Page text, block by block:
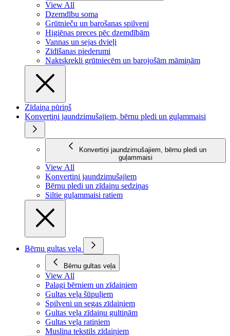
View All
Dzemdību soma
Grūtnieču un barošanas spilveni
Higiēnas preces pēc dzemdībām
Vannas un sejas dvieļi
Zīdīšanas piederumi
Naktskrekli grūtniecēm un barojošām māmiņām
Zīdaiņa pūriņš
Konvertiņi jaundzimušajiem, bērnu pledi un guļammaisi
Konvertiņi jaundzimušajiem, bērnu pledi un
guļammaisi
View All
Konvertiņi jaundzimušajiem
Bērnu pledi un zīdaiņu sedziņas
Siltie guļammaisi ratiem
Bērnu gultas veļa
Bērnu gultas veļa
View All
Palagi bērniem un zīdaiņiem
Gultas veļa šūpuļiem
Spilveni un segas zīdaiņiem
Gultas veļa zīdaiņu gultiņām
Gultas veļa ratiņiem
Muslina tekstils zīdaiņiem